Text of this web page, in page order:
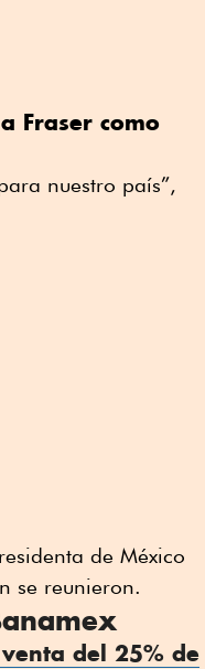
Fraser como
nuestro país”,
de México
se reunieron.
venta del 25% de